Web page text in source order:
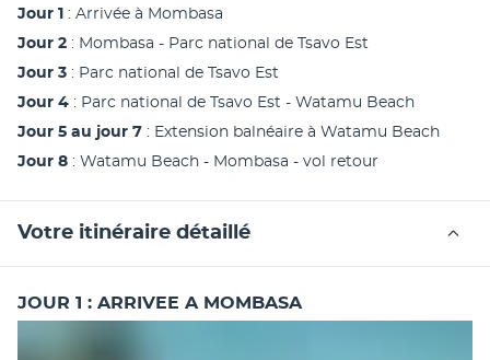
Jour 1 : Arrivée à Mombasa
Jour 2 : Mombasa - Parc national de Tsavo Est
Jour 3 : Parc national de Tsavo Est
Jour 4 : Parc national de Tsavo Est - Watamu Beach
Jour 5 au jour 7 : Extension balnéaire à Watamu Beach
Jour 8 : Watamu Beach - Mombasa - vol retour
Votre itinéraire détaillé
JOUR 1 : ARRIVEE A MOMBASA